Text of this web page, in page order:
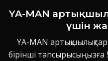
YA-MAN
үшін
YA-MAN
бірінші тапсырысыңызға